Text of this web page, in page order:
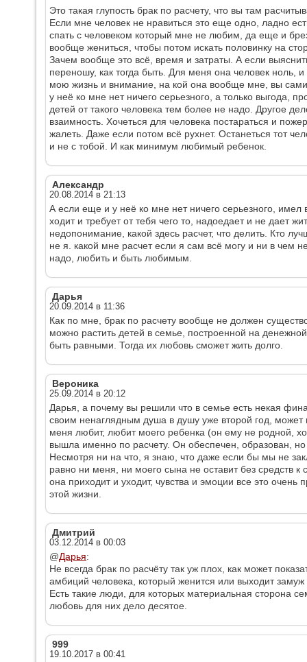
Это такая глупость брак по расчету, что вы там
Если мне человек не нравиться это еще одно, ладно
спать с человеком который мне не любим, да еще и
вообще жениться, чтобы потом искать половинку на
Зачем вообще это всё, время и затраты. А если
переношу, как тогда быть. Для меня она человек ноль,
мою жизнь и внимание, на кой она вообще мне, вы
у неё ко мне нет ничего серьезного, а только выгода,
детей от такого человека тем более не надо. Другое
взаимность. Хочеться для человека постараться и
жалеть. Даже если потом всё рухнет. Останеться тот
и не с тобой. И как минимум любимый ребенок.
Александр
20.08.2014 в 21:13
А если еще и у неё ко мне нет ничего серьезного, имел
ходит и требует от тебя чего то, надоедает и не дает
недопонимание, какой здесь расчет, что делить. Кто
не я. какой мне расчет если я сам всё могу и ни в чем
надо, любить и быть любимым.
Дарья
20.09.2014 в 11:36
Как по мне, брак по расчету вообще не должен
можно растить детей в семье, построенной на
быть равными. Тогда их любовь сможет жить долго.
Вероника
25.09.2014 в 20:12
Дарья, а почему вы решили что в семье есть некая
своим ненаглядным душа в душу уже второй год,
меня любит, любит моего ребенка (он ему не родной,
вышла именно по расчету. Он обеспечен, образован, но
Несмотря ни на что, я знаю, что даже если бы мы не
равно ни меня, ни моего сына не оставит без средств
она приходит и уходит, чувства и эмоции все это
этой жизни.
Дмитрий
03.12.2014 в 00:03
@Дарья:
Не всегда брак по расчёту так уж плох, как может
амбиций человека, который женится или выходит
Есть такие люди, для которых материальная сторона
любовь для них дело десятое.
999
19.10.2017 в 00:41